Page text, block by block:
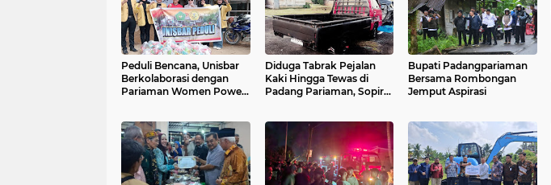
Peduli Bencana, Unisbar
Berkolaborasi dengan
Pariaman Women Power
Diduga Tabrak Pejalan
Kaki Hingga Tewas di
Padang Pariaman, Sopir
Bupati Padangpariaman
Bersama Rombongan
Jemput Aspirasi